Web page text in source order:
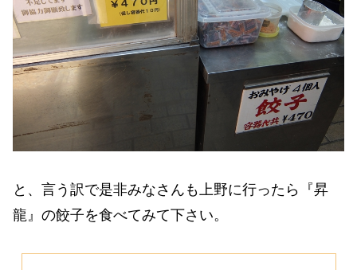
と、言う訳で是非みなさんも上野に行ったら『昇
龍』の餃子を食べてみて下さい。